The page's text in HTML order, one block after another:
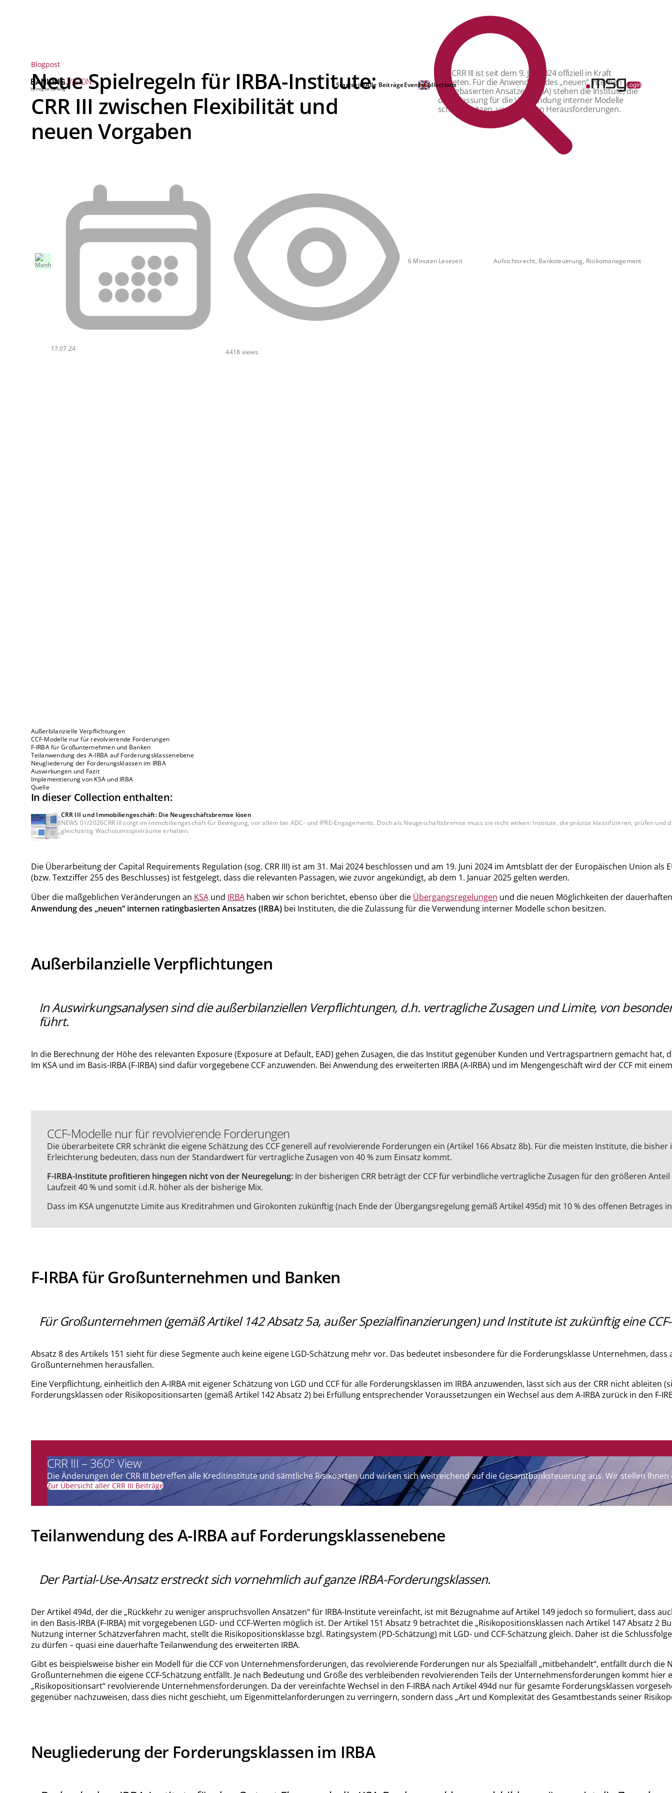
StartseiteAlle BeiträgeEventsCollections Login
Blogpost
Neue Spielregeln für IRBA-Institute:
CRR III zwischen Flexibilität und
neuen Vorgaben
Die CRR III ist seit dem 9. Juli 2024 offiziell in Kraft
getreten. Für die Anwendung des „neuen“ internen
ratingbasierten Ansatzes (IRBA) stehen die Institute, die
die Zulassung für die Verwendung interner Modelle
schon besitzen, vor größeren Herausforderungen.
17.07.24 4418 views
6 Minuten Lesezeit Aufsichtsrecht, Banksteuerung, Risikomanagement
Außerbilanzielle Verpflichtungen
CCF-Modelle nur für revolvierende Forderungen
F-IRBA für Großunternehmen und Banken
Teilanwendung des A-IRBA auf Forderungsklassenebene
Neugliederung der Forderungsklassen im IRBA
Auswirkungen und Fazit
Implementierung von KSA und IRBA
Quelle
In dieser Collection enthalten:
CRR III und Immobiliengeschäft: Die Neugeschäftsbremse lösen
NEWS 01/2026CRR III sorgt im Immobiliengeschäft für Bewegung, vor allem bei ADC- und IPRE-Engagements. Doch als Neugeschäftsbremse muss sie nicht wirken: Institute, die präzise klassifizieren, prüfen
gleichzeitig Wachstumsspielräume erhalten.
Die Überarbeitung der Capital Requirements Regulation (sog. CRR III) ist am 31. Mai 2024 beschlossen und am 19. Juni 2024 im Amtsblatt der der Europäischen Union als
(bzw. Textziffer 255 des Beschlusses) ist festgelegt, dass die relevanten Passagen, wie zuvor angekündigt, ab dem 1. Januar 2025 gelten werden.
Über die maßgeblichen Veränderungen an KSAund IRBAhaben wir schon berichtet, ebenso über die Übergangsregelungen und die neuen Möglichkeiten der
Anwendung des „neuen“ internen ratingbasierten Ansatzes (IRBA)bei Instituten, die die Zulassung für die Verwendung interner Modelle schon besitzen.
Außerbilanzielle Verpflichtungen
In Auswirkungsanalysen sind die außerbilanziellen Verpflichtungen, d.h. vertragliche Zusagen und Limite, von
führt.
In die Berechnung der Höhe des relevanten Exposure (Exposure at Default, EAD) gehen Zusagen, die das Institut gegenüber Kunden und Vertragspartnern gemacht
Im KSA und im Basis-IRBA (F-IRBA) sind dafür vorgegebene CCF anzuwenden. Bei Anwendung des erweiterten IRBA (A-IRBA) und im Mengengeschäft wird der CCF mit
CCF-Modelle nur für revolvierende Forderungen
Die überarbeitete CRR schränkt die eigene Schätzung des CCF generell auf revolvierende Forderungen ein (Artikel 166 Absatz 8b). Für die meisten Institute, die
Erleichterung bedeuten, dass nun der Standardwert für vertragliche Zusagen von 40 % zum Einsatz kommt.
F-IRBA-Institute profitieren hingegen nicht von der Neuregelung:In der bisherigen CRR beträgt der CCF für verbindliche vertragliche Zusagen für den größeren
Laufzeit 40 % und somit i.d.R. höher als der bisherige Mix.
Dass im KSA ungenutzte Limite aus Kreditrahmen und Girokonten zukünftig (nach Ende der Übergangsregelung gemäß Artikel 495d) mit 10 % des offenen
F-IRBA für Großunternehmen und Banken
Für Großunternehmen (gemäß Artikel 142 Absatz 5a, außer Spezialfinanzierungen) und Institute ist zukünftig eine
Absatz 8 des Artikels 151 sieht für diese Segmente auch keine eigene LGD-Schätzung mehr vor. Das bedeutet insbesondere für die Forderungsklasse Unternehmen,
Großunternehmen herausfallen.
Eine Verpflichtung, einheitlich den A-IRBA mit eigener Schätzung von LGD und CCF für alle Forderungsklassen im IRBA anzuwenden, lässt sich aus der CRR nicht
Forderungsklassen oder Risikopositionsarten (gemäß Artikel 142 Absatz 2) bei Erfüllung entsprechender Voraussetzungen ein Wechsel aus dem A-IRBA zurück in den F-
CRR III – 360° View
Die Änderungen der CRR III betreffen alle Kreditinstitute und sämtliche Risikoarten und wirken sich weitreichend auf die Gesamtbanksteuerung aus. Wir stellen
Zur Übersicht aller CRR III Beiträge
Teilanwendung des A-IRBA auf Forderungsklassenebene
Der Partial-Use-Ansatz erstreckt sich vornehmlich auf ganze IRBA-Forderungsklassen.
Der Artikel 494d, der die „Rückkehr zu weniger anspruchsvollen Ansätzen“ für IRBA-Institute vereinfacht, ist mit Bezugnahme auf Artikel 149 jedoch so formuliert, dass
in den Basis-IRBA (F-IRBA) mit vorgegebenen LGD- und CCF-Werten möglich ist. Der Artikel 151 Absatz 9 betrachtet die „Risikopositionsklassen nach Artikel 147 Absatz
Nutzung interner Schätzverfahren macht, stellt die Risikopositionsklasse bzgl. Ratingsystem (PD-Schätzung) mit LGD- und CCF-Schätzung gleich. Daher ist die
zu dürfen – quasi eine dauerhafte Teilanwendung des erweiterten IRBA.
Gibt es beispielsweise bisher ein Modell für die CCF von Unternehmensforderungen, das revolvierende Forderungen nur als Spezialfall „mitbehandelt“, entfällt durch
Großunternehmen die eigene CCF-Schätzung entfällt. Je nach Bedeutung und Größe des verbleibenden revolvierenden Teils der Unternehmensforderungen kommt
„Risikopositionsart“ revolvierende Unternehmensforderungen. Da der vereinfachte Wechsel in den F-IRBA nach Artikel 494d nur für gesamte Forderungsklassen
gegenüber nachzuweisen, dass dies nicht geschieht, um Eigenmittelanforderungen zu verringern, sondern dass „Art und Komplexität des Gesamtbestands seiner
Neugliederung der Forderungsklassen im IRBA